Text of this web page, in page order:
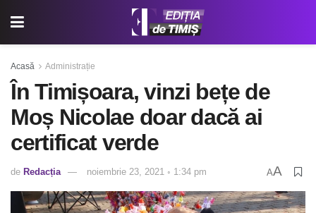
Acasă Administrație
În Timișoara, vinzi bețe de
Moș Nicolae doar dacă ai
certificat verde
de Redacția noiembrie 23, 2021 ◦ 1:34 pm AA